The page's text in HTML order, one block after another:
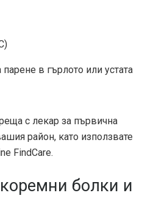
в гърлото или устата
с лекар за първична
район, като използвате
FindCare.
болки и